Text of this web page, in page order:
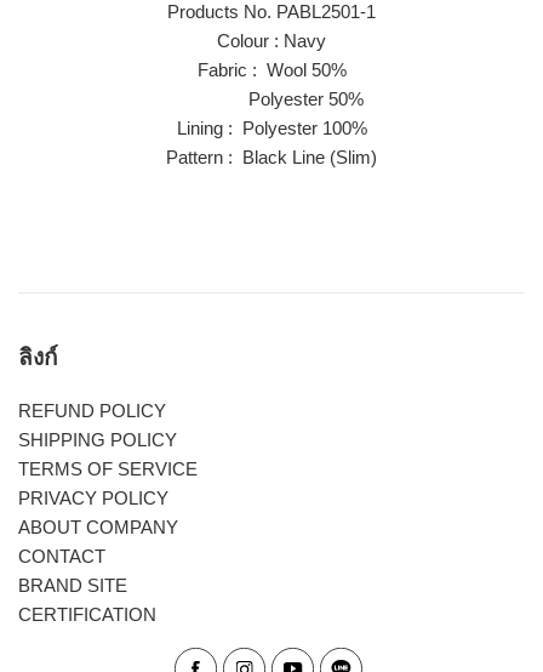
Products No. PABL2501-1
Colour : Navy
Fabric : Wool 50%
Polyester 50%
Lining : Polyester 100%
Pattern : Black Line (Slim)
ลิงก์
REFUND POLICY
SHIPPING POLICY
TERMS OF SERVICE
PRIVACY POLICY
ABOUT COMPANY
CONTACT
BRAND SITE
CERTIFICATION